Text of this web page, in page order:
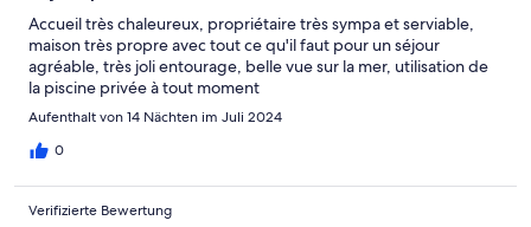
Accueil très chaleureux, propriétaire très sympa et serviable,
maison très propre avec tout ce qu'il faut pour un séjour
agréable, très joli entourage, belle vue sur la mer, utilisation de
la piscine privée à tout moment
Aufenthalt von 14 Nächten im Juli 2024
0
Verifizierte Bewertung